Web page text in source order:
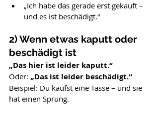
„Ich habe das gerade erst gekauft –
und es ist beschädigt.“
2) Wenn etwas kaputt oder
beschädigt ist
„Das hier ist leider kaputt.“
Oder: „Das ist leider beschädigt.“
Beispiel: Du kaufst eine Tasse – und sie
hat einen Sprung.